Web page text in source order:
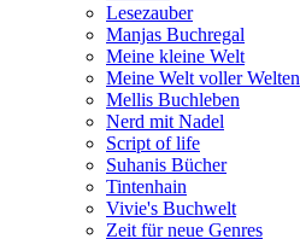
Lesezauber
Manjas Buchregal
Meine kleine Welt
Meine Welt voller Welten
Mellis Buchleben
Nerd mit Nadel
Script of life
Suhanis Bücher
Tintenhain
Vivie's Buchwelt
Zeit für neue Genres